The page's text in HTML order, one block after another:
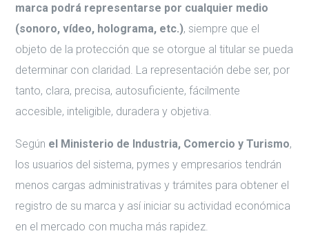
marca podrá representarse por cualquier medio
(sonoro, vídeo, holograma, etc.), siempre que el
objeto de la protección que se otorgue al titular se pueda
determinar con claridad. La representación debe ser, por
tanto, clara, precisa, autosuficiente, fácilmente
accesible, inteligible, duradera y objetiva.
Según el Ministerio de Industria, Comercio y Turismo,
los usuarios del sistema, pymes y empresarios tendrán
menos cargas administrativas y trámites para obtener el
registro de su marca y así iniciar su actividad económica
en el mercado con mucha más rapidez.